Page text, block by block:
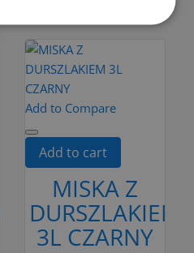
Add to Compare
Add to cart
MISKA Z
DURSZLAKIEM
3L CZARNY